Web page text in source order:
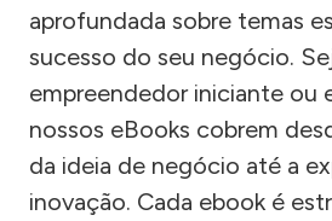
aprofundada sobre temas
sucesso do seu negócio.
empreendedor iniciante ou
nossos eBooks cobrem
da ideia de negócio até a
inovação. Cada ebook é